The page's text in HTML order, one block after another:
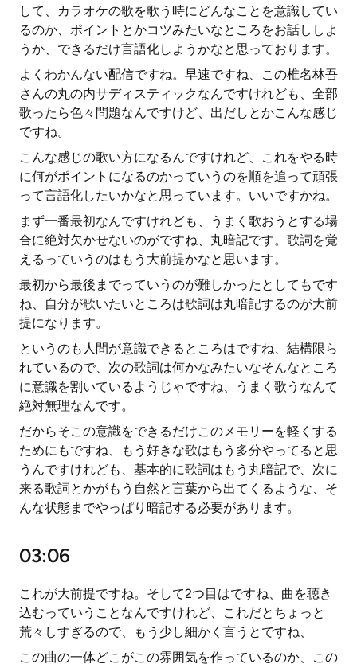
して、カラオケの歌を歌う時にどんなことを意識してい
るのか、ポイントとかコツみたいなところをお話ししよ
うか、できるだけ言語化しようかなと思っております。
よくわかんない配信ですね。早速ですね、この椎名林吾
さんの丸の内サディスティックなんですけれども、全部
歌ったら色々問題なんですけど、出だしとかこんな感じ
ですね。
こんな感じの歌い方になるんですけれど、これをやる時
に何がポイントになるのかっていうのを順を追って頑張
って言語化したいかなと思っています。いいですかね。
まず一番最初なんですけれども、うまく歌おうとする場
合に絶対欠かせないのがですね、丸暗記です。歌詞を覚
えるっていうのはもう大前提かなと思います。
最初から最後までっていうのが難しかったとしてもです
ね、自分が歌いたいところは歌詞は丸暗記するのが大前
提になります。
というのも人間が意識できるところはですね、結構限ら
れているので、次の歌詞は何かなみたいなそんなところ
に意識を割いているようじゃですね、うまく歌うなんて
絶対無理なんです。
だからそこの意識をできるだけこのメモリーを軽くする
ためにもですね、もう好きな歌はもう多分やってると思
うんですけれども、基本的に歌詞はもう丸暗記で、次に
来る歌詞とかがもう自然と言葉から出てくるような、そ
んな状態までやっぱり暗記する必要があります。
03:06
これが大前提ですね。そして2つ目はですね、曲を聴き
込むっていうことなんですけれど、これだとちょっと
荒々しすぎるので、もう少し細かく言うとですね、
この曲の一体どこがこの雰囲気を作っているのか、この